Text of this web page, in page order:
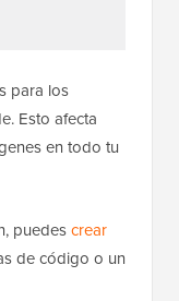
para los
Esto afecta
en todo tu
puedescrear
de código o un